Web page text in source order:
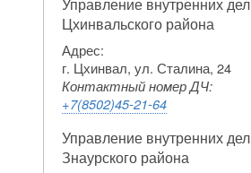
Цхинвальского района
Адрес:
г. Цхинвал, ул. Сталина, 24
Контактный номер ДЧ:
+7(8502)45-21-64
Управление внутренних дел
Знаурского района